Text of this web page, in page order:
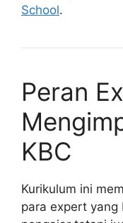
School.
Peran
KBC
Kurikulum ini
para expert